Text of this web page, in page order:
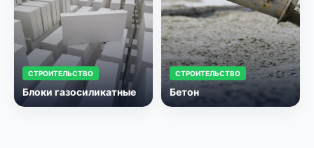
СТРОИТЕЛЬСТВО
Блоки газосиликатные
СТРОИТЕЛЬСТВО
Бетон